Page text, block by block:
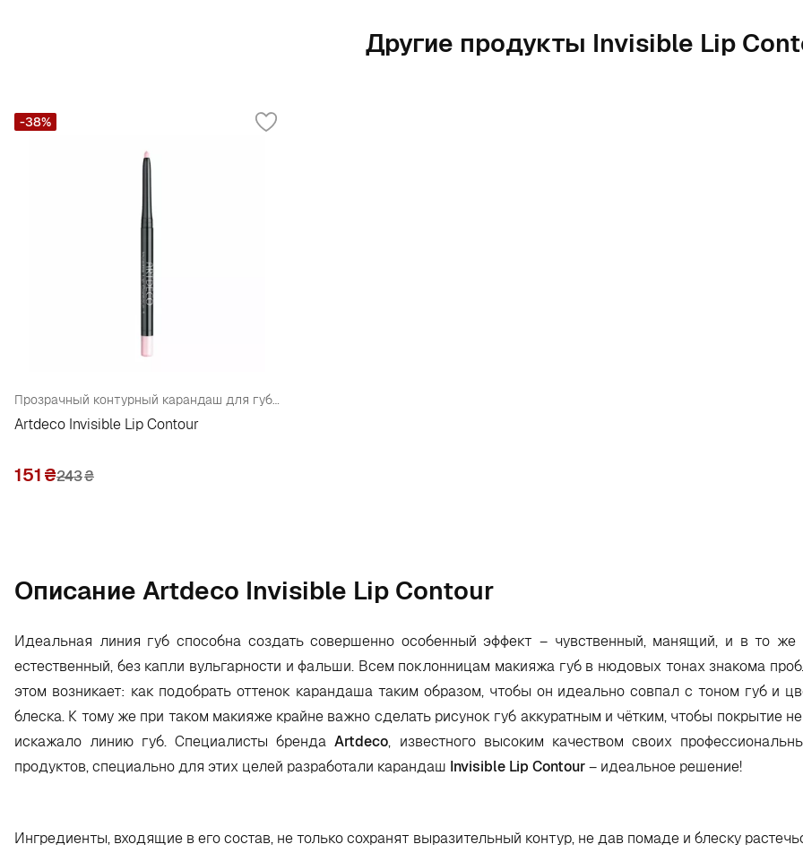
Другие продукты Invisible Lip
Прозрачный контурный карандаш для губ (тестер)
Artdeco Invisible Lip Contour
151₴243₴
-38%
Oписание Artdeco Invisible Lip Contour
Идеальная линия губ способна создать совершенно особенный эффект – чувственный, манящий, и в то же
естественный, без капли вульгарности и фальши. Всем поклонницам макияжа губ в нюдовых тонах знакома
этом возникает: как подобрать оттенок карандаша таким образом, чтобы он идеально совпал с тоном губ и
блеска. К тому же при таком макияже крайне важно сделать рисунок губ аккуратным и чётким, чтобы покрытие
искажало линию губ. Специалисты брендаArtdeco, известного высоким качеством своих
продуктов, специально для этих целей разработали карандаш Invisible Lip Contour– идеальное решение!
Ингредиенты, входящие в его состав, не только сохранят выразительный контур, не дав помаде и блеску